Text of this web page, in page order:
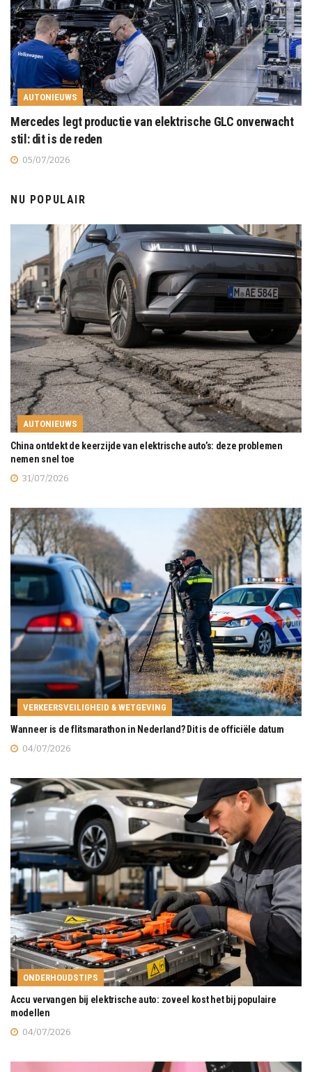
AUTONIEUWS
Mercedes legt productie van elektrische GLC onverwacht
stil: dit is de reden
05/07/2026
NU POPULAIR
AUTONIEUWS
China ontdekt de keerzijde van elektrische auto’s: deze problemen
nemen snel toe
31/07/2026
VERKEERSVEILIGHEID & WETGEVING
Wanneer is de flitsmarathon in Nederland? Dit is de officiële datum
04/07/2026
ONDERHOUDSTIPS
Accu vervangen bij elektrische auto: zoveel kost het bij populaire
modellen
04/07/2026